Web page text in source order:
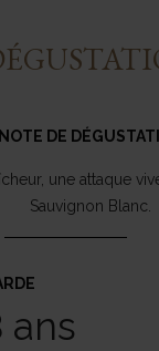
NOTE DE
une attaque
Sauvignon Blanc.
ans